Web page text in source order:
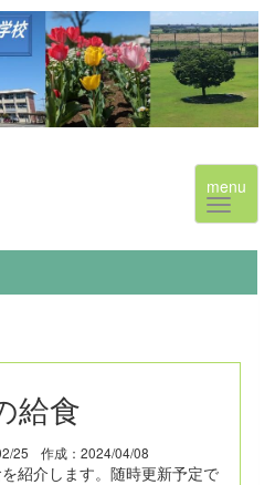
menu
給食
25 作成：2024/04/08
紹介します。随時更新予定で